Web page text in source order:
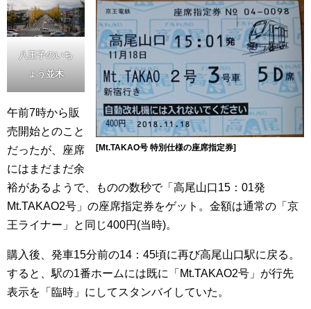
[Mt.TAKAO号 特別仕様の座席指定券]
八王子のいち
ょう並木
午前7時から販
売開始とのこと
だったが、座席
にはまだまだ余
裕があるようで、ものの数秒で「高尾山口15：01発
Mt.TAKAO2号」の座席指定券をゲット。金額は通常の「京
王ライナー」と同じ400円(当時)。
購入後、発車15分前の14：45頃に再び高尾山口駅に戻る。
すると、駅の1番ホームには既に「Mt.TAKAO2号」が行先
表示を「臨時」にしてスタンバイしていた。